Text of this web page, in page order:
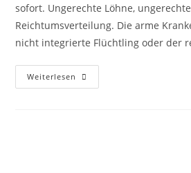
sofort. Ungerechte Löhne,
Reichtumsverteilung. Die arme
nicht integrierte Flüchtling oder der
Weiterlesen